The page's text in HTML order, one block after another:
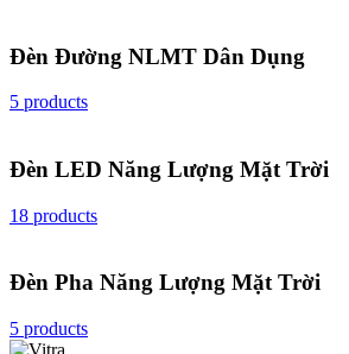
Đèn Đường NLMT Dân Dụng
5 products
Đèn LED Năng Lượng Mặt Trời
18 products
Đèn Pha Năng Lượng Mặt Trời
5 products